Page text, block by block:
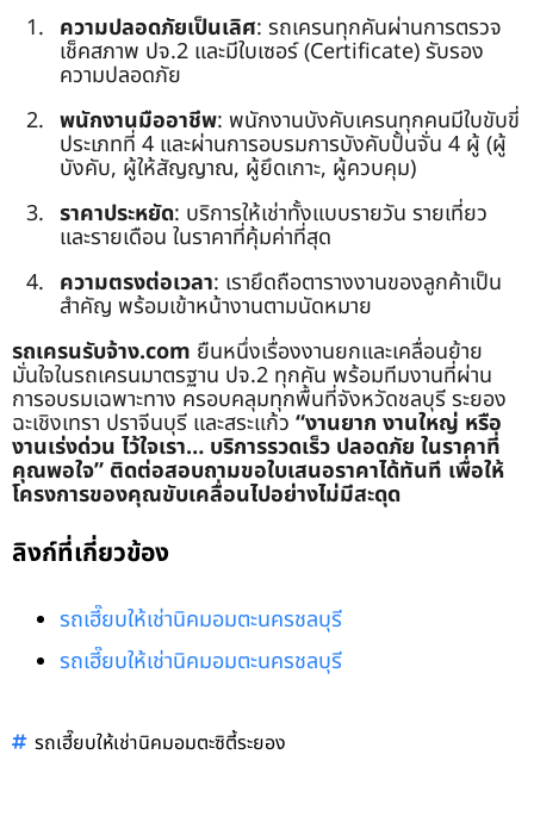
ความปลอดภัยเป็นเลิศ: รถเครนทุกคันผ่านการตรวจ
เช็คสภาพ ปจ.2 และมีใบเซอร์ (Certificate) รับรอง
ความปลอดภัย
พนักงานมืออาชีพ: พนักงานบังคับเครนทุกคนมีใบขับขี่
ประเภทที่ 4 และผ่านการอบรมการบังคับปั้นจั่น 4 ผู้ (ผู้
บังคับ, ผู้ให้สัญญาณ, ผู้ยึดเกาะ, ผู้ควบคุม)
ราคาประหยัด: บริการให้เช่าทั้งแบบรายวัน รายเที่ยว
และรายเดือน ในราคาที่คุ้มค่าที่สุด
ความตรงต่อเวลา: เรายึดถือตารางงานของลูกค้าเป็น
สำคัญ พร้อมเข้าหน้างานตามนัดหมาย
รถเครนรับจ้าง.com ยืนหนึ่งเรื่องงานยกและเคลื่อนย้าย
มั่นใจในรถเครนมาตรฐาน ปจ.2 ทุกคัน พร้อมทีมงานที่ผ่าน
การอบรมเฉพาะทาง ครอบคลุมทุกพื้นที่จังหวัดชลบุรี ระยอง
ฉะเชิงเทรา ปราจีนบุรี และสระแก้ว “งานยาก งานใหญ่ หรือ
งานเร่งด่วน ไว้ใจเรา… บริการรวดเร็ว ปลอดภัย ในราคาที่
คุณพอใจ” ติดต่อสอบถามขอใบเสนอราคาได้ทันที เพื่อให้
โครงการของคุณขับเคลื่อนไปอย่างไม่มีสะดุด
ลิงก์ที่เกี่ยวข้อง
รถเฮี๊ยบให้เช่านิคมอมตะนครชลบุรี
รถเฮี๊ยบให้เช่านิคมอมตะนครชลบุรี
รถเฮี๊ยบให้เช่านิคมอมตะซิตี้ระยอง